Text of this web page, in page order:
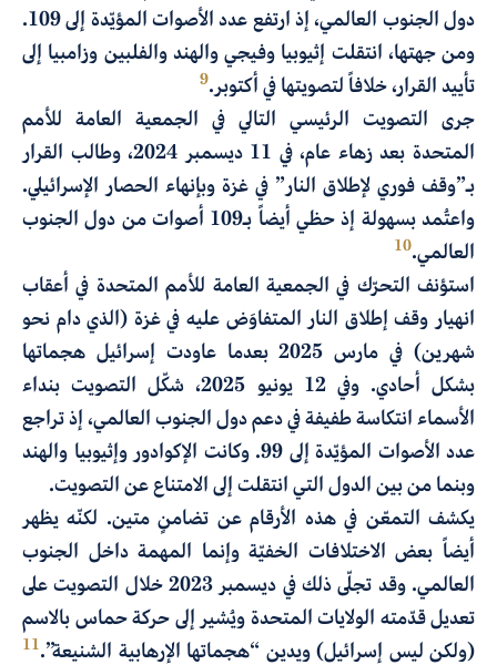
دول الجنوب العالمي، إذ ارتفع عدد الأصوات المؤيّدة إلى 109.
ومن جهتها، انتقلت إثيوبيا وفيجي والهند والفلبين وزامبيا إلى
تأييد القرار، خلافاً لتصويتها في أكتوبر.9
جرى التصويت الرئيسي التالي في الجمعية العامة للأمم
المتحدة بعد زهاء عام، في 11 ديسمبر 2024، وطالب القرار
بـ”وقف فوري لإطلاق النار” في غزة وبإنهاء الحصار الإسرائيلي.
واعتُمد بسهولة إذ حظي أيضاً بـ109 أصوات من دول الجنوب
العالمي.10
استؤنف التحرّك في الجمعية العامة للأمم المتحدة في أعقاب
انهيار وقف إطلاق النار المتفاوَض عليه في غزة (الذي دام نحو
شهرين) في مارس 2025 بعدما عاودت إسرائيل هجماتها
بشكل أحادي. وفي 12 يونيو 2025، شكّل التصويت بنداء
الأسماء انتكاسة طفيفة في دعم دول الجنوب العالمي، إذ تراجع
عدد الأصوات المؤيّدة إلى 99. وكانت الإكوادور وإثيوبيا والهند
وبنما من بين الدول التي انتقلت إلى الامتناع عن التصويت.
يكشف التمعّن في هذه الأرقام عن تضامنٍ متين. لكنّه يظهر
أيضاً بعض الاختلافات الخفيّة وإنما المهمة داخل الجنوب
العالمي. وقد تجلّى ذلك في ديسمبر 2023 خلال التصويت على
تعديل قدّمته الولايات المتحدة ويُشير إلى حركة حماس بالاسم
(ولكن ليس إسرائيل) ويدين “هجماتها الإرهابية الشنيعة”.11